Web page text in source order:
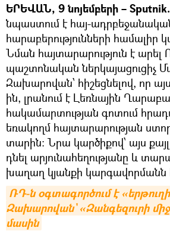
ԵՐԵՎԱՆ, 9 նոյեմբերի – Sputnik.
նպաստում է հայ-
հարաբերությունների համալիր
Նման հայտարարություն է
պաշտոնական ներկայացուցիչ
Զախարովան՝ հիշեցնելով, որ
ին, լրանում է Լեռնային
հակամարտության գոտում
եռակողմ հայտարարության
տարին։ Նրա կարծիքով՝ այս
դնել արյունահեղությանը և
խաղաղ կյանքի կարգավորմանն է
ՌԴ-ն օգտագործում է
Զախարովան` «Զանգեզուրի
մասին